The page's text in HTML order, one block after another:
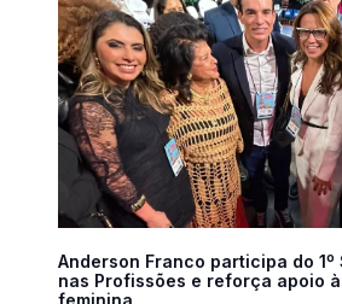
Anderson Franco participa do 1º
nas Profissões e reforça apoio
feminina